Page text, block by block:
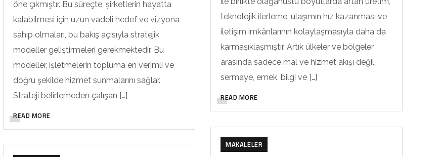
öne çıkmıştır. Bu süreçte, şirketlerin hayatta
kalabilmesi için uzun vadeli hedef ve vizyona
sahip olmaları, bu bakış açısıyla stratejik
modeller geliştirmeleri gerekmektedir. Bu
modeller, işletmelerin topluma en verimli ve
doğru şekilde hizmet sunmalarını sağlar.
Strateji belirlemeden çalışan […]
READ MORE
teknolojik ilerleme, ulaşımın hız kazanması ve
iletişim imkânlarının kolaylaşmasıyla daha da
karmaşıklaşmıştır. Artık ülkeler ve bölgeler
arasında sadece mal ve hizmet akışı değil,
sermaye, emek, bilgi ve […]
READ MORE
MAKALELER